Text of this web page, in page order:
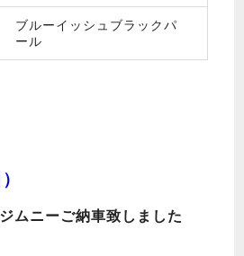
ブルーイッシュブラックパ
ール
ムニーご納車致しました